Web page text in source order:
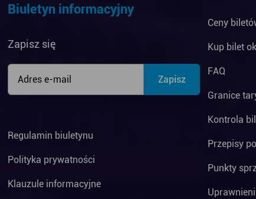
Biuletyn informacyjny
Zapisz się
Regulamin biuletynu
Polityka prywatności
Klauzule informacyjne
Ceny
Kup bilet
FAQ
Granice
Kontrola
Przepisy
Punkty